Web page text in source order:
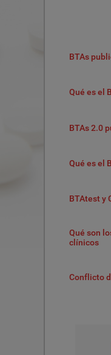
BTAs
Qué es el
BTAs 2.0
Qué es el
BTAtest y
Qué son
clínicos
Conflicto